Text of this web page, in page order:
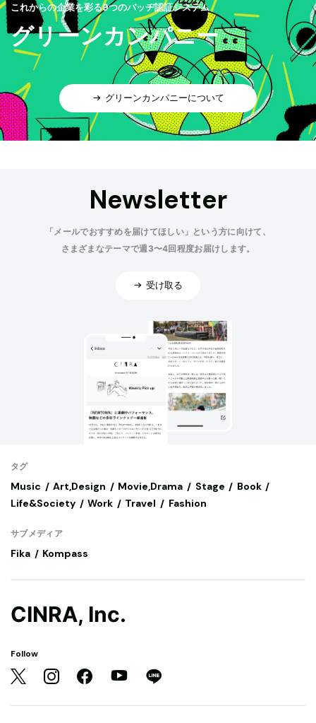
これからの企業を彩る9つのバッヂ認証システム
グリーンカンパニー
グリーンカンパニーについて
Newsletter
「メールでおすすめを届けてほしい」という方に向けて、
さまざまなテーマで週3〜4回程度お届けします。
受け取る
タグ
Music Art,Design Movie,Drama Stage
Book
Life&Society
Work Travel Fashion
サブメディア
Fika Kompass
CINRA, Inc.
Follow